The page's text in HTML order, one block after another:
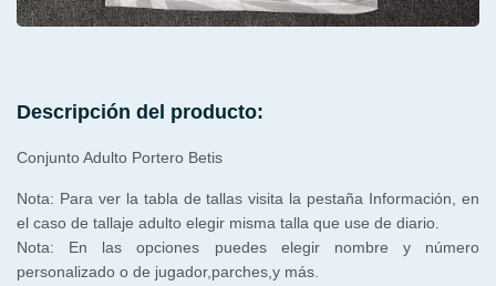
Descripción del producto:
Conjunto Adulto Portero Betis
Nota: Para ver la tabla de tallas visita la pestaña Información, en
el caso de tallaje adulto elegir misma talla que use de diario.
Nota: En las opciones puedes elegir nombre y número
personalizado o de jugador,parches,y más.